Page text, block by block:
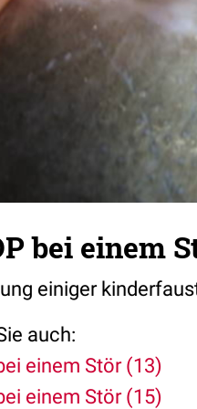
bei einem
einiger
auch:
einem Stör (13)
einem Stör (15)